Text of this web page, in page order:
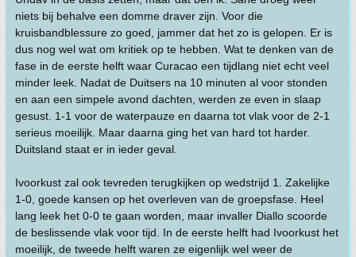
niets bij behalve een domme draver zijn. Voor die
kruisbandblessure zo goed, jammer dat het zo is gelopen. Er is
dus nog wel wat om kritiek op te hebben. Wat te denken van de
fase in de eerste helft waar Curacao een tijdlang niet echt veel
minder leek. Nadat de Duitsers na 10 minuten al voor stonden
en aan een simpele avond dachten, werden ze even in slaap
gesust. 1-1 voor de waterpauze en daarna tot vlak voor de 2-1
serieus moeilijk. Maar daarna ging het van hard tot harder.
Duitsland staat er in ieder geval.
Ivoorkust zal ook tevreden terugkijken op wedstrijd 1. Zakelijke
1-0, goede kansen op het overleven van de groepsfase. Heel
lang leek het 0-0 te gaan worden, maar invaller Diallo scoorde
de beslissende vlak voor tijd. In de eerste helft had Ivoorkust het
moeilijk, de tweede helft waren ze eigenlijk wel weer de